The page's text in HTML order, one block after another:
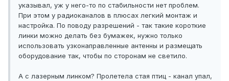
указывал, уж у него-то по стабильности нет проблем.
При этом у радиоканалов в плюсах легкий монтаж и
настройка. По поводу разрешений - так такие короткие
линки можно делать без бумажек, нужно только
использовать узконаправленные антенны и размещать
оборудование так, чтобы по сторонам не светило.
А с лазерным линком? Пролетела стая птиц - канал упал,